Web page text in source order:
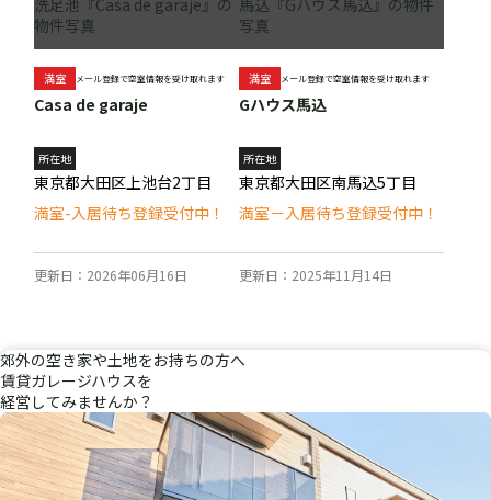
満室 メール登録で空室情報を受け取れます
Casa de garaje
所在地
東京都大田区上池台2丁目
満室-入居待ち登録受付中！
更新日：2026年06月16日
満室 メール登録で空室情報を受け取れます
Gハウス馬込
所在地
東京都大田区南馬込5丁目
満室－入居待ち登録受付中！
更新日：2025年11月14日
郊外の空き家や土地をお持ちの方へ
賃貸ガレージハウスを
経営 してみませんか？